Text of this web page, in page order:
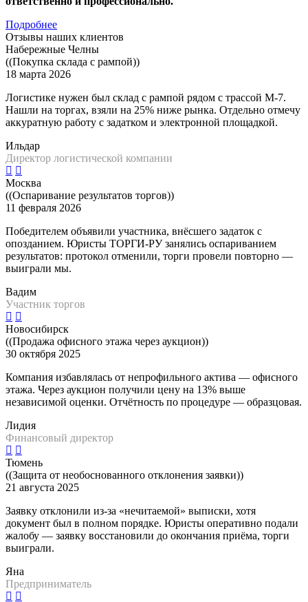
Подробнее
Отзывы наших клиентов
Набережные Челны
((Покупка склада с рампой))
18 марта 2026
Логистике нужен был склад с рампой рядом с трассой М-7.
Нашли на торгах, взяли на 25% ниже рынка. Отдельно отмечу
аккуратную работу с задатком и электронной площадкой.
Ильдар
Директор логистической компании
Москва
((Оспаривание результатов торгов))
11 февраля 2026
Победителем объявили участника, внёсшего задаток с
опозданием. Юристы ТОРГИ-РУ занялись оспариванием
результатов: протокол отменили, торги провели повторно —
выиграли мы.
Вадим
Участник торгов
Новосибирск
((Продажа офисного этажа через аукцион))
30 октября 2025
Компания избавлялась от непрофильного актива — офисного
этажа. Через аукцион получили цену на 13% выше
независимой оценки. Отчётность по процедуре — образцовая.
Лидия
Финансовый директор
Тюмень
((Защита от необоснованного отклонения заявки))
21 августа 2025
Заявку отклонили из-за «нечитаемой» выписки, хотя
документ был в полном порядке. Юристы оперативно подали
жалобу — заявку восстановили до окончания приёма, торги
выиграли.
Яна
Предприниматель